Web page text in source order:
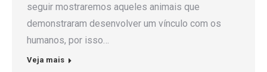
seguir mostraremos aqueles animais que
demonstraram desenvolver um vínculo com os
humanos, por isso…
Veja mais